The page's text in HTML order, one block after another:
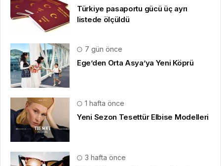
Türkiye pasaportu gücü üç ayrı
listede ölçüldü
7 gün önce
Ege’den Orta Asya’ya Yeni Köprü
1 hafta önce
Yeni Sezon Tesettür Elbise Modelleri
3 hafta önce